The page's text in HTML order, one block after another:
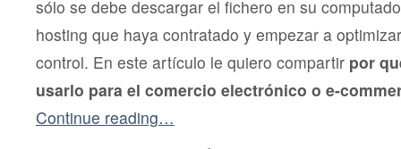
sólo se debe descargar el fichero en su
hosting que haya contratado y empezar a
control. En este artículo le quiero compartir por
usarlo para el comercio electrónico o e-
Continue reading…